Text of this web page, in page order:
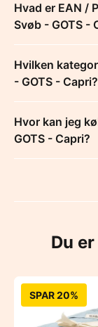
Hvad er EAN /
Svøb - GOTS -
Hvilken
- GOTS - Capri?
Hvor kan jeg
GOTS - Capri?
Du
SPAR 20%